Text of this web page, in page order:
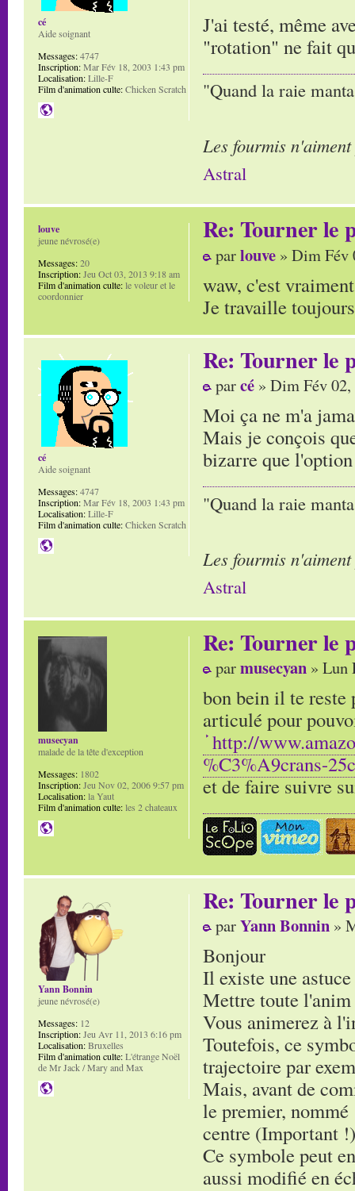
J'ai testé, même
"rotation" ne fait
"Quand la raie
Les fourmis
Astral
cé
Aide soignant
Messages:4747
Inscription:Mar Fév 18, 2003 1:43 pm
Localisation:Lille-F
Film d'animation culte:Chicken Scratch
Re: Tourner le
parlouve » Dim Fév
waw, c'est
Je travaille
louve
jeune névrosé(e)
Messages:20
Inscription:Jeu Oct 03, 2013 9:18 am
Film d'animation culte:le voleur et le
coordonnier
Re: Tourner le
parcé » Dim Fév
Moi ça ne m'a
Mais je conçois
bizarre que
"Quand la raie
Les fourmis
Astral
cé
Aide soignant
Messages:4747
Inscription:Mar Fév 18, 2003 1:43 pm
Localisation:Lille-F
Film d'animation culte:Chicken Scratch
Re: Tourner le
parmusecyan » Lun
bon bein il te reste
articulé pour
http://
%C3%A9crans-
et de faire suivre
musecyan
malade de la tête d'exception
Messages: 1802
Inscription:Jeu Nov 02, 2006 9:57 pm
Localisation:la Yaut
Film d'animation culte:les 2 chateaux
Re: Tourner le
parYann Bonnin »
Bonjour
Il existe une
Mettre toute l'anim
Vous animerez à
Toutefois, ce
trajectoire par
Mais, avant de
le premier,
centre (Important
Ce symbole peut
aussi modifié en
Yann Bonnin
jeune névrosé(e)
Messages: 12
Inscription:Jeu Avr 11, 2013 6:16 pm
Localisation:Bruxelles
Film d'animation culte:L'étrange Noël
de Mr Jack / Mary and Max